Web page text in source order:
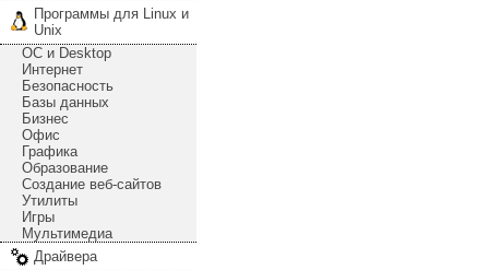
Программы для Linux и
Unix
ОС и Desktop
Интернет
Безопасность
Базы данных
Бизнес
Офис
Графика
Образование
Создание веб-сайтов
Утилиты
Игры
Мультимедиа
Драйвера